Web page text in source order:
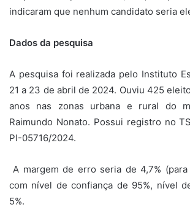
indicaram que nenhum candidato seria
Dados da pesquisa
A pesquisa foi realizada pelo Instituto
21 a 23 de abril de 2024. Ouviu 425
anos nas zonas urbana e rural do
Raimundo Nonato. Possui registro no
PI-05716/2024.
A margem de erro seria de 4,7%
com nível de confiança de 95%, nível
5%.